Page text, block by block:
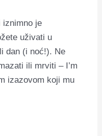
iznimno je
uživati ​​u
dan (i noć!). Ne
ili mrviti – I’m
izazovom koji mu